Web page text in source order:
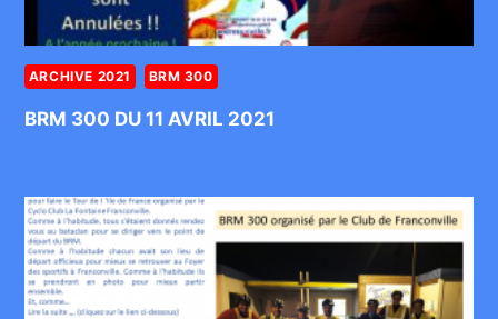
ARCHIVE 2021 BRM 300
BRM 300 DU 11 AVRIL 2021